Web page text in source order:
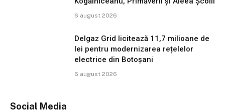
6 august 2026
Delgaz Grid licitează 11,7 milioane de
lei pentru modernizarea rețelelor
electrice din Botoșani
6 august 2026
Social Media